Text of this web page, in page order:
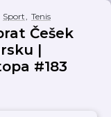
Sport, Tenis
Češek
|
#183